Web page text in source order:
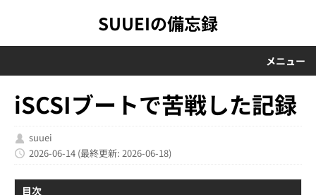
SUUEIの備忘録
メニュー
iSCSIブートで苦戦した記録
suuei
2026-06-14 (最終更新: 2026-06-18)
目次